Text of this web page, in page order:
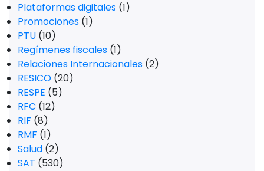
Plataformas digitales (1)
Promociones (1)
PTU (10)
Regímenes fiscales (1)
Relaciones Internacionales (2)
RESICO (20)
RESPE (5)
RFC (12)
RIF (8)
RMF (1)
Salud (2)
SAT (530)